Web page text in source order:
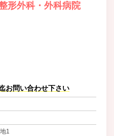
形外科・外科病院
お問い合わせ下さい
1